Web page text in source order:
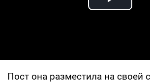
Play
Пост она разместила на своей